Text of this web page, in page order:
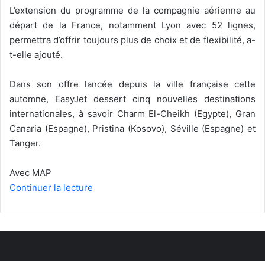
L’extension du programme de la compagnie aérienne au
départ de la France, notamment Lyon avec 52 lignes,
permettra d’offrir toujours plus de choix et de flexibilité, a-
t-elle ajouté.
Dans son offre lancée depuis la ville française cette
automne, EasyJet dessert cinq nouvelles destinations
internationales, à savoir Charm El-Cheikh (Egypte), Gran
Canaria (Espagne), Pristina (Kosovo), Séville (Espagne) et
Tanger.
Avec MAP
Continuer la lecture